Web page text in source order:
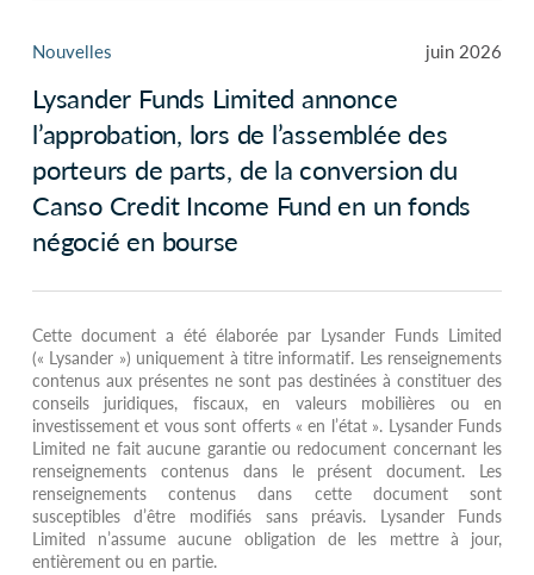
Nouvelles juin 2026
Lysander Funds Limited annonce
l’approbation, lors de l’assemblée des
porteurs de parts, de la conversion du
Canso Credit Income Fund en un fonds
négocié en bourse
Cette document a été élaborée par Lysander Funds Limited
(« Lysander ») uniquement à titre informatif. Les renseignements
contenus aux présentes ne sont pas destinées à constituer des
conseils juridiques, fiscaux, en valeurs mobilières ou en
investissement et vous sont offerts « en l’état ». Lysander Funds
Limited ne fait aucune garantie ou redocument concernant les
renseignements contenus dans le présent document. Les
renseignements contenus dans cette document sont
susceptibles d’être modifiés sans préavis. Lysander Funds
Limited n’assume aucune obligation de les mettre à jour,
entièrement ou en partie.